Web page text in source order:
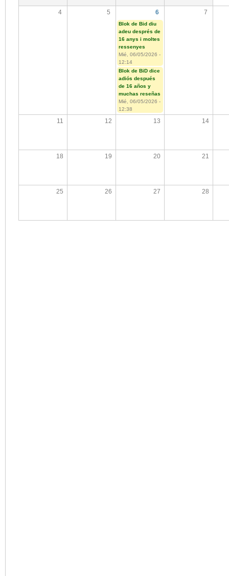
4 5 6 7
Blok de Bid diu
adeu després de
16 anys i moltes
ressenyes
Mié, 06/05/2026 -
12:14
Blok de BiD dice
adiós después
de 16 años y
muchas reseñas
Mié, 06/05/2026 -
12:38
11 12 13 14
18 19 20 21
25 26 27 28